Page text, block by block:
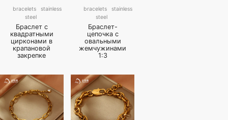
bracelets
stainless
steel
Браслет с
квадратными
цирконами в
крапановой
закрепке
bracelets
stainless
steel
Браслет-
цепочка с
овальными
жемчужинами
1:3